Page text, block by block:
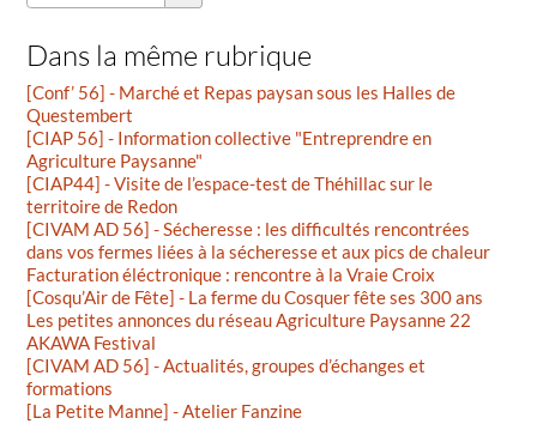
Dans la même rubrique
[Conf’ 56] - Marché et Repas paysan sous les Halles de
Questembert
[CIAP 56] - Information collective "Entreprendre en
Agriculture Paysanne"
[CIAP44] - Visite de l’espace-test de Théhillac sur le
territoire de Redon
[CIVAM AD 56] - Sécheresse : les difficultés rencontrées
dans vos fermes liées à la sécheresse et aux pics de chaleur
Facturation éléctronique : rencontre à la Vraie Croix
[Cosqu’Air de Fête] - La ferme du Cosquer fête ses 300 ans
Les petites annonces du réseau Agriculture Paysanne 22
AKAWA Festival
[CIVAM AD 56] - Actualités, groupes d’échanges et
formations
[La Petite Manne] - Atelier Fanzine